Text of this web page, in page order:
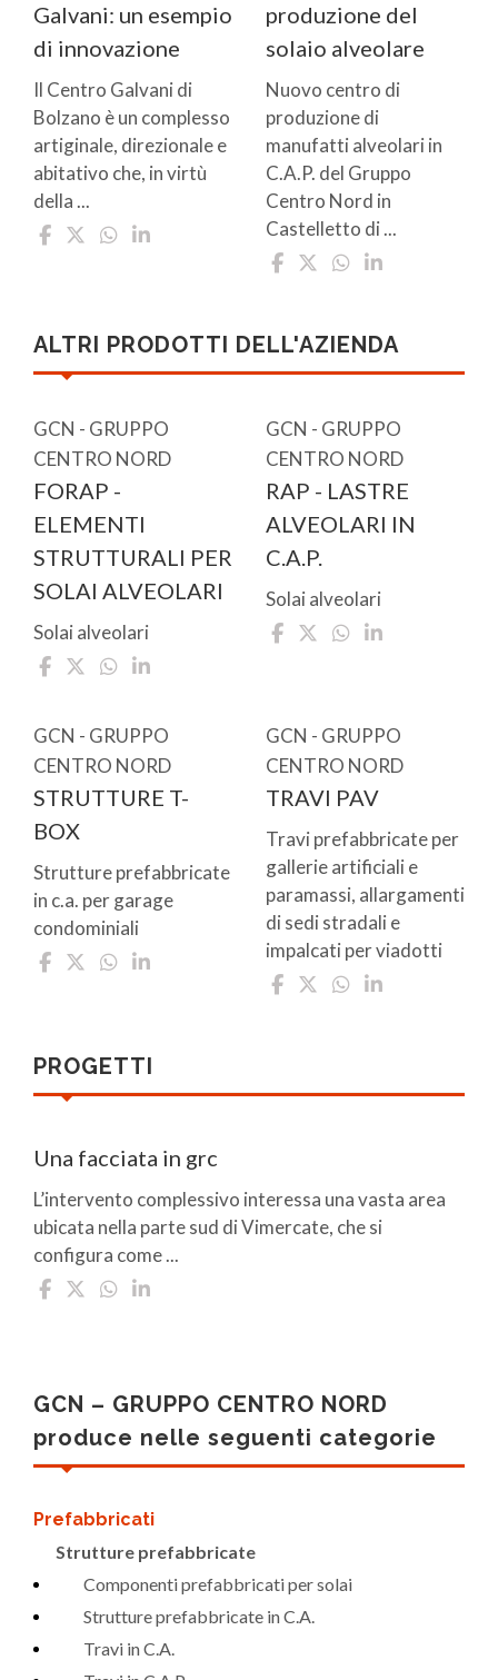
Galvani: un esempio
di innovazione
Il Centro Galvani di
Bolzano è un complesso
artiginale, direzionale e
abitativo che, in virtù
della ...
produzione del
solaio alveolare
Nuovo centro di
produzione di
manufatti alveolari in
C.A.P. del Gruppo
Centro Nord in
Castelletto di ...
ALTRI PRODOTTI DELL'AZIENDA
GCN - GRUPPO
CENTRO NORD
FORAP -
ELEMENTI
STRUTTURALI PER
SOLAI ALVEOLARI
Solai alveolari
GCN - GRUPPO
CENTRO NORD
RAP - LASTRE
ALVEOLARI IN
C.A.P.
Solai alveolari
GCN - GRUPPO
CENTRO NORD
STRUTTURE T-
BOX
Strutture prefabbricate
in c.a. per garage
condominiali
GCN - GRUPPO
CENTRO NORD
TRAVI PAV
Travi prefabbricate per
gallerie artificiali e
paramassi, allargamenti
di sedi stradali e
impalcati per viadotti
PROGETTI
Una facciata in grc
L’intervento complessivo interessa una vasta area
ubicata nella parte sud di Vimercate, che si
configura come ...
GCN – GRUPPO CENTRO NORD
produce nelle seguenti categorie
Prefabbricati
Strutture prefabbricate
Componenti prefabbricati per solai
Strutture prefabbricate in C.A.
Travi in C.A.